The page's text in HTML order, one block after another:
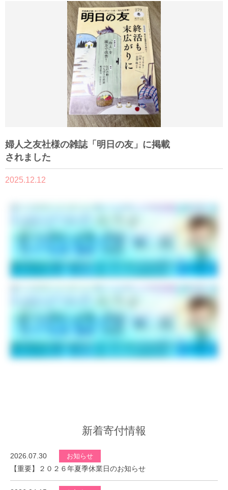
婦人之友社様の雑誌「明日の友」に掲載
されました
2025.12.12
新着寄付情報
2026.07.30 お知らせ
【重要】２０２６年夏季休業日のお知らせ